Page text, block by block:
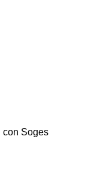
con Soges